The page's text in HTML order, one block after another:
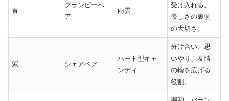
青
グランピーベ
ア
雨雲
受け入れる。
優しさの裏側
の大切さ。
紫 シェアベア
ハート型キャ
ンディ
分け合い、思
いやり、友情
の輪を広げる
役割。